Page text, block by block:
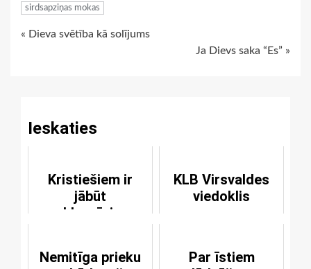
sirdsapziņas mokas
Continue
« Dieva svētība kā solījums
Ja Dievs saka “Es” »
Ieskaties
Kristiešiem ir
jābūt
paklausīgiem
KLB Virsvaldes
viedoklis
Nemitīga prieku
Par īstiem